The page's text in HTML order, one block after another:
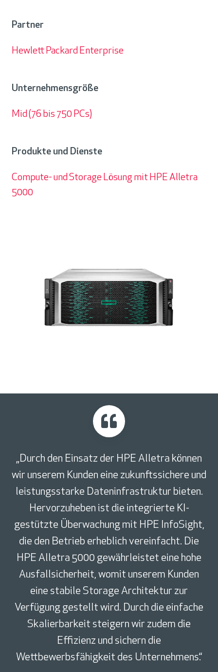
Partner
Hewlett Packard Enterprise
Unternehmensgröße
Mid (76 bis 750 PCs)
Produkte und Dienste
Compute- und Storage Lösung mit HPE Alletra
5000
„Durch den Einsatz der HPE Alletra können
wir unserem Kunden eine zukunftssichere und
leistungsstarke Dateninfrastruktur bieten.
Hervorzuheben ist die integrierte KI-
gestützte Überwachung mit HPE InfoSight,
die den Betrieb erheblich vereinfacht. Die
HPE Alletra 5000 gewährleistet eine hohe
Ausfallsicherheit, womit unserem Kunden
eine stabile Storage Architektur zur
Verfügung gestellt wird. Durch die einfache
Skalierbarkeit steigern wir zudem die
Effizienz und sichern die
Wettbewerbsfähigkeit des Unternehmens.“